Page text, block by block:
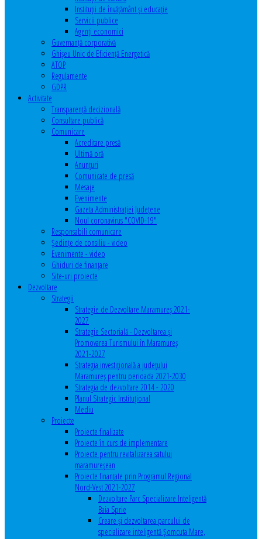
Instituţii de învăţământ şi educaţie
Servicii publice
Agenţi economici
Guvernanță corporativă
Ghişeu Unic de Eficienţă Energetică
ATOP
Regulamente
GDPR
Activitate
Transparenţă decizională
Consultare publică
Comunicare
Acreditare presă
Ultimă oră
Anunţuri
Comunicate de presă
Mesaje
Evenimente
Gazeta Administraţiei Judeţene
Noul coronavirus "COVID-19"
Responsabili comunicare
Şedinţe de consiliu - video
Evenimente - video
Ghiduri de finanţare
Site-uri proiecte
Dezvoltare
Strategii
Strategie de Dezvoltare Maramureș 2021-
2027
Strategie Sectorială - Dezvoltarea și
Promovarea Turismului în Maramureș
2021-2027
Strategia investiţională a județului
Maramureș pentru perioada 2021-2030
Strategia de dezvoltare 2014 - 2020
Planul Strategic Instituţional
Mediu
Proiecte
Proiecte finalizate
Proiecte în curs de implementare
Proiecte pentru revitalizarea satului
maramureşean
Proiecte finanțate prin Programul Regional
Nord-Vest 2021-2027
Dezvoltare Parc Specializare Inteligentă
Baia Sprie
Creare și dezvoltarea parcului de
specializare inteligentă Șomcuta Mare,